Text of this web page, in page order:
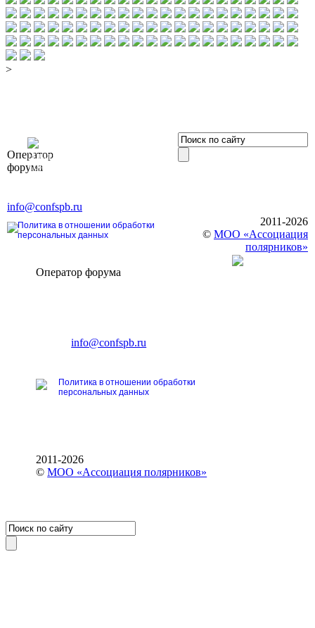
>
Оператор
форума
Элит»
196191, г. Санкт-Петербург,
info@confspb.ru
Политика в отношении обработки
персональных данных
2011-2026
© МОО «Ассоциация
полярников»
Оператор форума
E-mail:info@confspb.ru
Политика в отношении обработки
персональных данных
2011-2026
©МОО «Ассоциация полярников»